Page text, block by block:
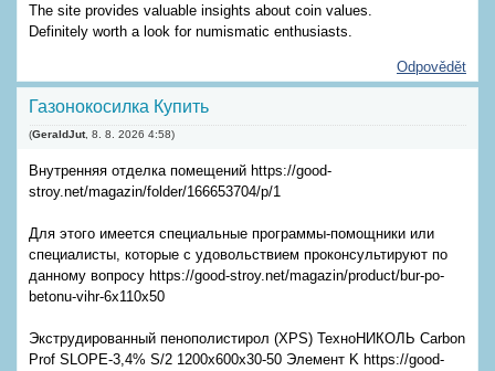
The site provides valuable insights about coin values.
Definitely worth a look for numismatic enthusiasts.
Odpovědět
Газонокосилка Купить
(GeraldJut, 8. 8. 2026 4:58)
Внутренняя отделка помещений https://good-
stroy.net/magazin/folder/166653704/p/1
Для этого имеется специальные программы-помощники или
специалисты, которые с удовольствием проконсультируют по
данному вопросу https://good-stroy.net/magazin/product/bur-po-
betonu-vihr-6x110x50
Экструдированный пенополистирол (XPS) ТехноНИКОЛЬ Carbon
Prof SLOPE-3,4% S/2 1200х600х30-50 Элемент K https://good-